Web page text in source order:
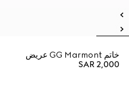
خاتم GG Marmont عريض
SAR 2,000